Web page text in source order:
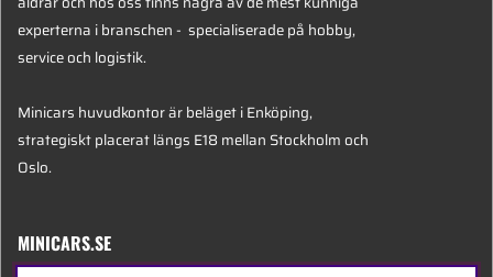
experterna i branschen - specialiserade på hobby,
service och logistik.
Minicars huvudkontor är beläget i Enköping,
strategiskt placerat längs E18 mellan Stockholm och
Oslo.
MINICARS.SE